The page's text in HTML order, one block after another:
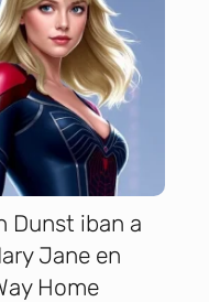
Dunst iban a
Jane en
Home